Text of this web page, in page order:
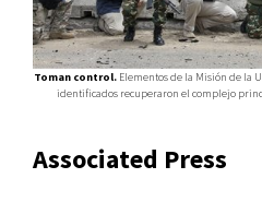
Toman control. Elementos de la Misión de la
identificados recuperaron el complejo
Associated Press